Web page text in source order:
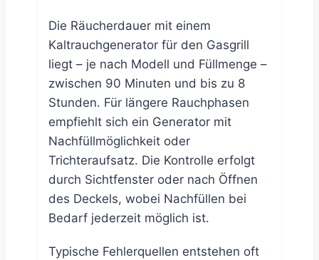
Die Räucherdauer mit einem
Kaltrauchgenerator für den Gasgrill
liegt – je nach Modell und Füllmenge –
zwischen 90 Minuten und bis zu 8
Stunden. Für längere Rauchphasen
empfiehlt sich ein Generator mit
Nachfüllmöglichkeit oder
Trichteraufsatz. Die Kontrolle erfolgt
durch Sichtfenster oder nach Öffnen
des Deckels, wobei Nachfüllen bei
Bedarf jederzeit möglich ist.
Typische Fehlerquellen entstehen oft